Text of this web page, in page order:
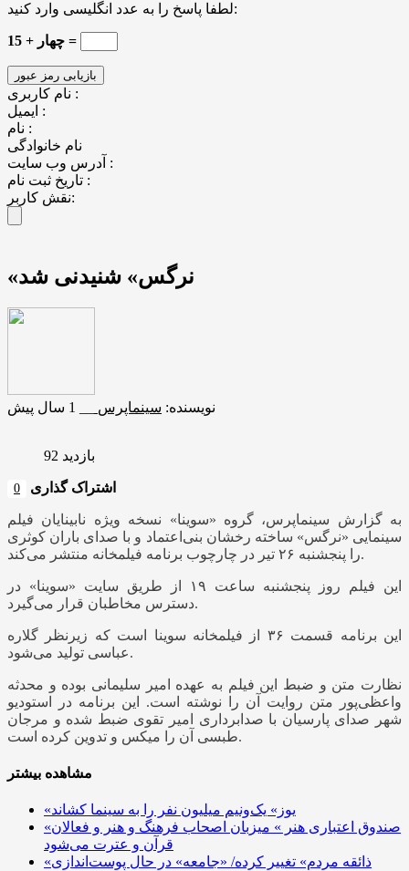
لطفا پاسخ را به عدد انگلیسی وارد کنید:
چهار + 15 =
نام کاربری :
ایمیل :
نام :
نام خانوادگی
آدرس وب سایت :
تاریخ ثبت نام :
نقش کاربر:
«نرگس» شنیدنی شد
نویسنده: سینماپرس 1 سال پیش
بازدید 92
اشتراک گذاری 0
به گزارش سینماپرس، گروه «سوینا» نسخه ویژه نابینایان فیلم
سینمایی «نرگس» ساخته رخشان بنی‌اعتماد و با صدای باران کوثری
را پنجشنبه ۲۶ تیر در چارچوب برنامه فیلمخانه منتشر می‌کند.
این فیلم روز پنجشنبه ساعت ۱۹ از طریق سایت «سوینا» در
دسترس مخاطبان قرار می‌گیرد.
این برنامه قسمت ۳۶ از فیلمخانه سوینا است که زیرنظر گلاره
عباسی تولید می‌شود.
نظارت متن و ضبط این فیلم به عهده امیر سلیمانی بوده و محدثه
واعظی‌پور متن روایت آن را نوشته است. این برنامه در استودیو
شهر صدای پارسیان با صدابرداری امیر تقوی ضبط شده و مرجان
طبسی آن را میکس و تدوین کرده است.
مشاهده بیشتر
«یوز» یک‌ونیم میلیون نفر را به سینما کشاند
«صندوق اعتباری هنر » میزبان اصحاب فرهنگ و هنر و فعالان
قرآن و عترت می‌شود
«ذائقه مردم» تغییر کرده/ «جامعه» در حال پوست‌اندازی